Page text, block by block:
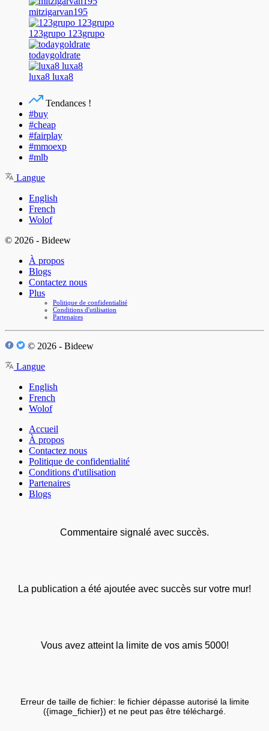
mitzigarvan195
123grupo 123grupo
todaygoldrate
luxa8 luxa8
Tendances !
#buy
#cheap
#fairplay
#mmoexp
#mlb
Langue
English
French
Wolof
© 2026 - Bideew
À propos
Blogs
Contactez nous
Plus
Politique de confidentialité
Conditions d'utilisation
Partenaires
© 2026 - Bideew
Langue
English
French
Wolof
Accueil
À propos
Contactez nous
Politique de confidentialité
Conditions d'utilisation
Partenaires
Blogs
Commentaire signalé avec succès.
La publication a été ajoutée avec succès sur votre mur!
Vous avez atteint la limite de vos amis 5000!
Erreur de taille de fichier: le fichier dépasse autorisé la limite
({image_fichier}) et ne peut pas être téléchargé.